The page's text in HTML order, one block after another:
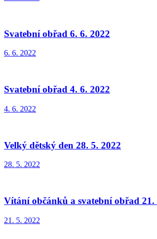
Svatební obřad 6. 6. 2022
6. 6. 2022
Svatební obřad 4. 6. 2022
4. 6. 2022
Velký dětský den 28. 5. 2022
28. 5. 2022
Vítání občánků a svatební obřad 21.
21. 5. 2022